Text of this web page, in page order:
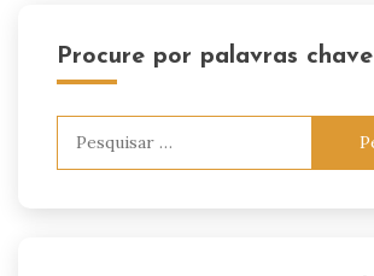
Procure por palavras chave